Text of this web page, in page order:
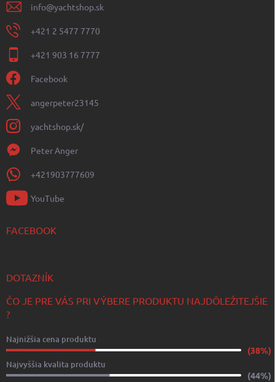
info@yachtshop.sk
+421 2 5477 7770
+421 903 16 7777
Facebook
angerpeter23145
yachtshop.sk/
Peter Anger
+421903777609
YouTube
FACEBOOK
DOTAZNÍK
ČO JE PRE VÁS PRI VÝBERE PRODUKTU NAJDÔLEŽITEJŠIE
?
Najnižšia cena produktu
(38%)
Najvyššia kvalita produktu
(44%)